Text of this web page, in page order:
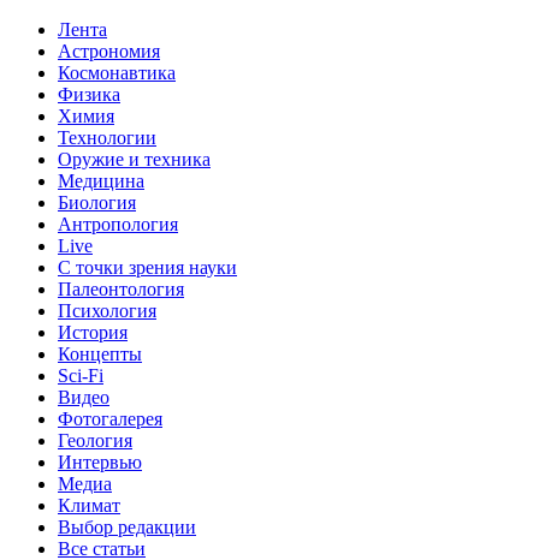
Лента
Астрономия
Космонавтика
Физика
Химия
Технологии
Оружие и техника
Медицина
Биология
Антропология
Live
С точки зрения науки
Палеонтология
Психология
История
Концепты
Sci-Fi
Видео
Фотогалерея
Геология
Интервью
Медиа
Климат
Выбор редакции
Все статьи